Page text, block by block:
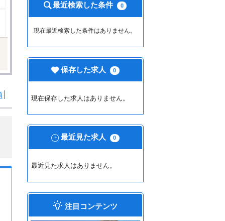
最近検索した条件 0
現在最近検索した条件はありません。
保存した求人 0
現在保存した求人はありません。
最近見た求人 0
最近見た求人はありません。
注目コンテンツ